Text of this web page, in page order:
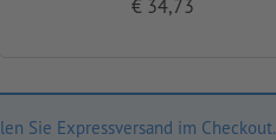
€ 34,73
Sie Expressversand im Checkout.